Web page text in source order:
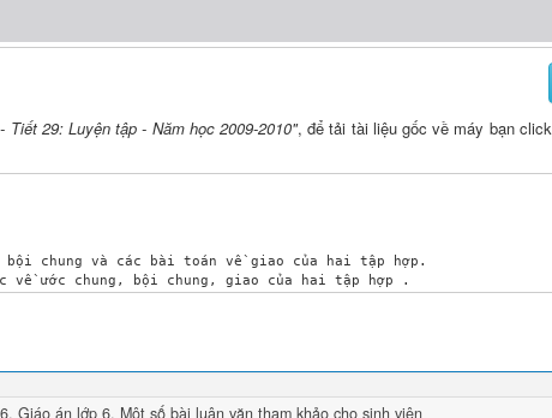
Tiết 29: Luyện tập - Năm học 2009-2010", để tải tài liệu gốc về máy bạn
chung và các bài toán về giao của hai tập hợp.
ước chung, bội chung, giao của hai tập hợp .
, Giáo án lớp 6, Một số bài luận văn tham khảo cho sinh viên